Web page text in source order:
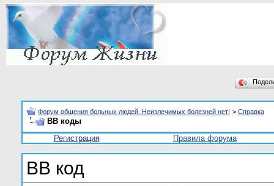
Форум общения больных людей. Неизлечимых болезней нет! > Справка
BB коды
Регистрация
Правила форума
BB код